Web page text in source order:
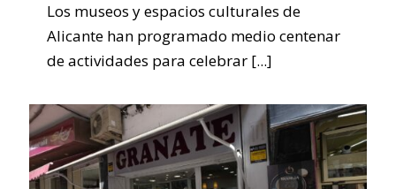
Los museos y espacios culturales de
Alicante han programado medio centenar
de actividades para celebrar [...]